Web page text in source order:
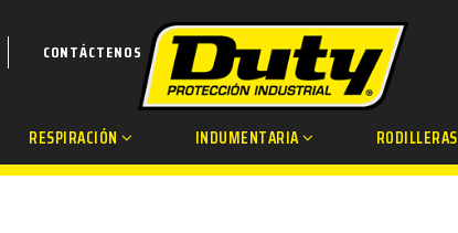
CONTÁCTENOS
RESPIRACIÓN INDUMENTARIA RODILLERAS